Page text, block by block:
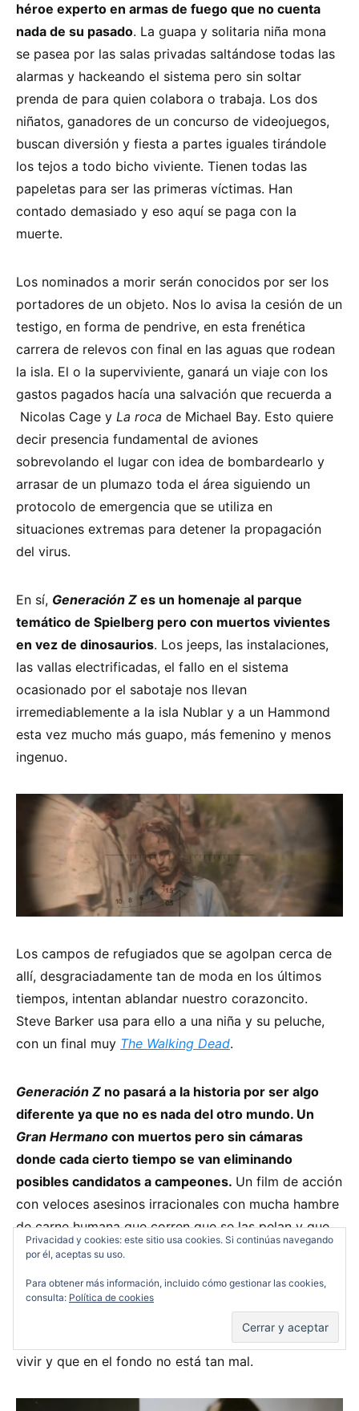
héroe experto en armas de fuego que no cuenta
nada de su pasado. La guapa y solitaria niña mona
se pasea por las salas privadas saltándose todas las
alarmas y hackeando el sistema pero sin soltar
prenda de para quien colabora o trabaja. Los dos
niñatos, ganadores de un concurso de videojuegos,
buscan diversión y fiesta a partes iguales tirándole
los tejos a todo bicho viviente. Tienen todas las
papeletas para ser las primeras víctimas. Han
contado demasiado y eso aquí se paga con la
muerte.
Los nominados a morir serán conocidos por ser los
portadores de un objeto. Nos lo avisa la cesión de un
testigo, en forma de pendrive, en esta frenética
carrera de relevos con final en las aguas que rodean
la isla. El o la superviviente, ganará un viaje con los
gastos pagados hacía una salvación que recuerda a
Nicolas Cage y La roca de Michael Bay. Esto quiere
decir presencia fundamental de aviones
sobrevolando el lugar con idea de bombardearlo y
arrasar de un plumazo toda el área siguiendo un
protocolo de emergencia que se utiliza en
situaciones extremas para detener la propagación
del virus.
En sí, Generación Z es un homenaje al parque
temático de Spielberg pero con muertos vivientes
en vez de dinosaurios. Los jeeps, las instalaciones,
las vallas electrificadas, el fallo en el sistema
ocasionado por el sabotaje nos llevan
irremediablemente a la isla Nublar y a un Hammond
esta vez mucho más guapo, más femenino y menos
ingenuo.
Los campos de refugiados que se agolpan cerca de
allí, desgraciadamente tan de moda en los últimos
tiempos, intentan ablandar nuestro corazoncito.
Steve Barker usa para ello a una niña y su peluche,
con un final muy The Walking Dead.
Generación Z no pasará a la historia por ser algo
diferente ya que no es nada del otro mundo. Un
Gran Hermano con muertos pero sin cámaras
donde cada cierto tiempo se van eliminando
posibles candidatos a campeones. Un film de acción
con veloces asesinos irracionales con mucha hambre
de carne humana que corren que se las pelan y que
tienen en sus dientes la mayor de sus armas.
nos colocamos en la primera fila. Típicos y tópicos
de andar por casa que al menos entretienen por ser
exponentes de la moderna acción que nos ha tocado
vivir y que en el fondo no está tan mal.
Privacidad y cookies: este sitio usa cookies. Si continúas navegando
por él, aceptas su uso.
Para obtener más información, incluido cómo gestionar las cookies,
consulta: Política de cookies